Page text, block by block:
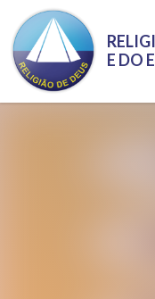
Pular para o conteúdo
E DO